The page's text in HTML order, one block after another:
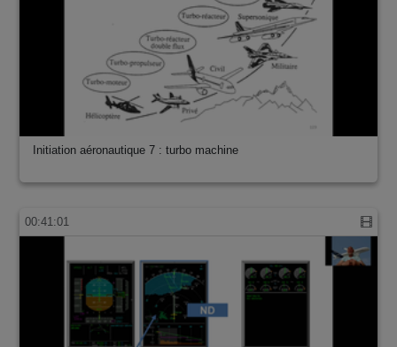
Initiation aéronautique 7 : turbo machine
00:41:01